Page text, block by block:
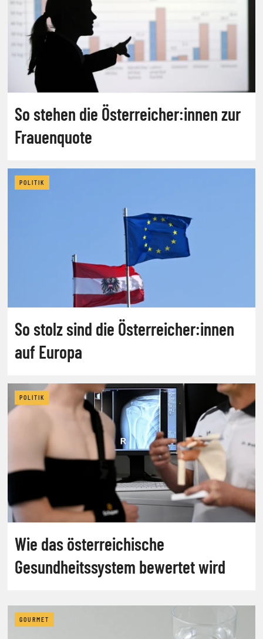
So stehen die Österreicher:innen zur
Frauenquote
POLITIK
So stolz sind die Österreicher:innen
auf Europa
POLITIK
Wie das österreichische
Gesundheitssystem bewertet wird
GOURMET